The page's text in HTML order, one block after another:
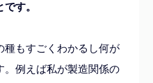
です。
種もすごくわかるし何が
。例えば私が製造関係の